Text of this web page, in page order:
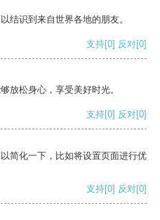
结识到来自世界各地的朋友。
支持[0] 反对[0]
放松身心，享受美好时光。
支持[0] 反对[0]
简化一下，比如将设置页面进行优
支持[0] 反对[0]